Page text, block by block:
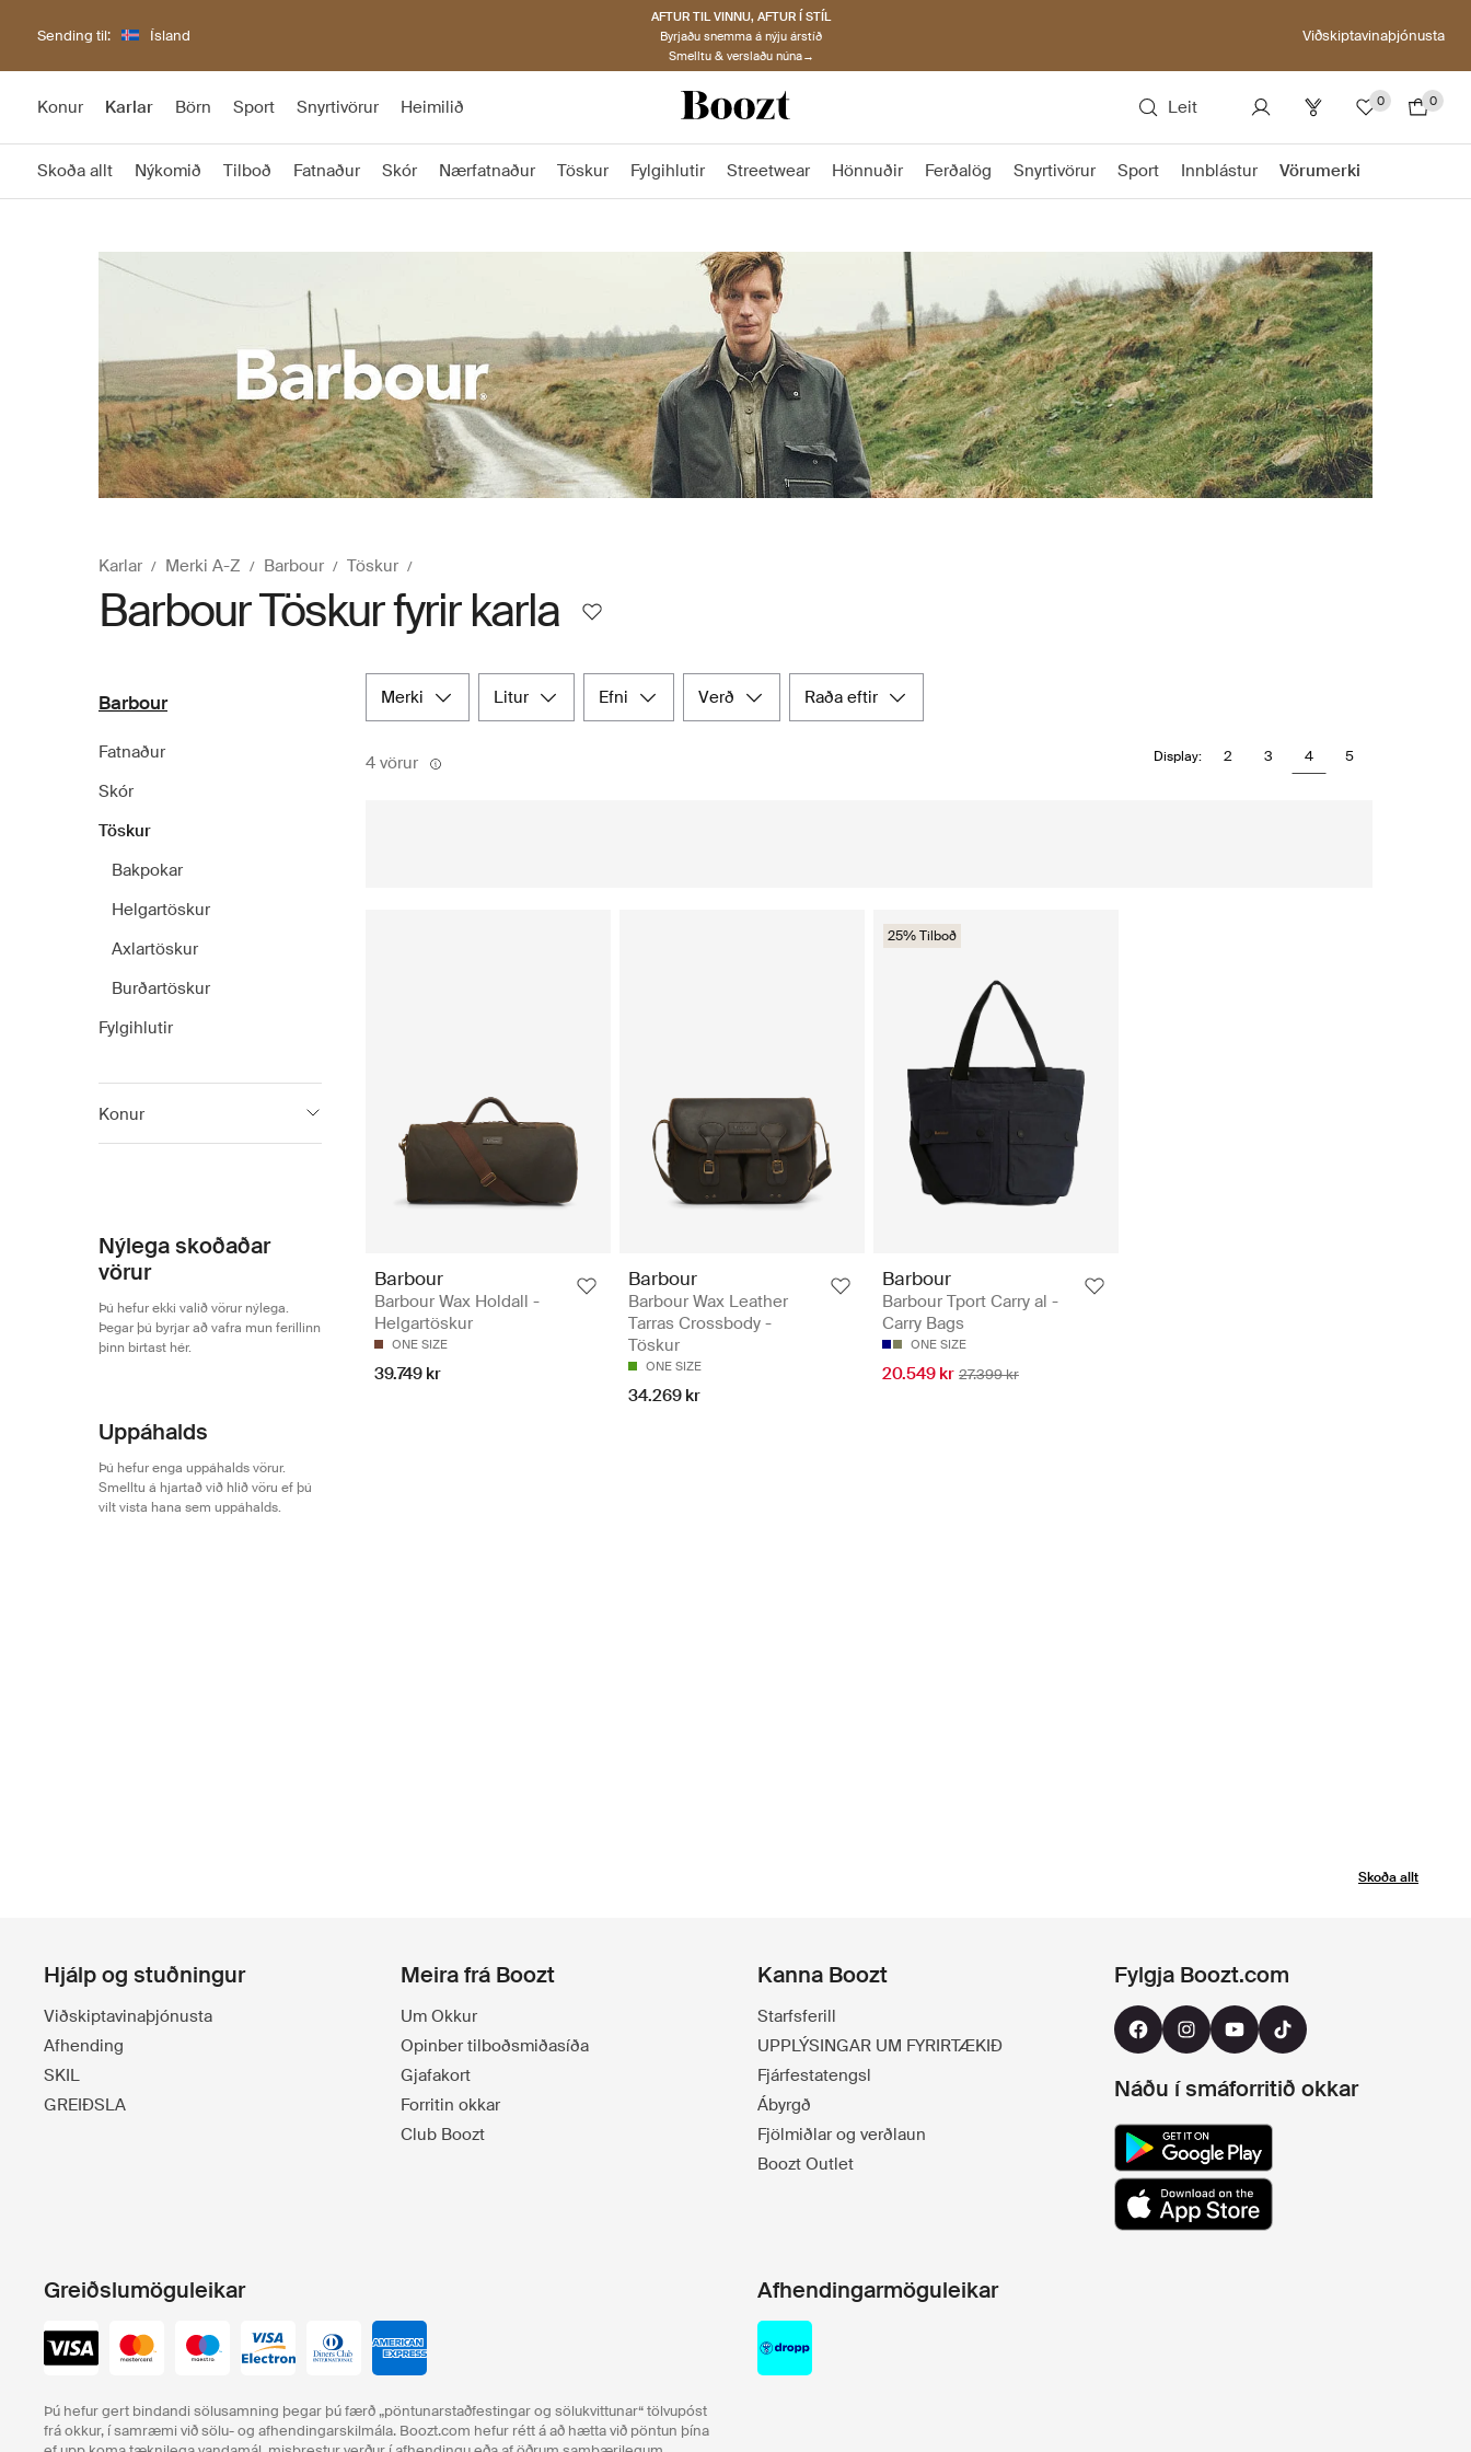
Sending til: Ísland
AFTUR TIL VINNU, AFTUR Í STÍL
Byrjaðu snemma á nýju árstíð
Smelltu & verslaðu núna→
Viðskiptavinaþjónusta
Konur Karlar Börn Sport Snyrtivörur Heimilið Leit 0 0
Skoða allt Nýkomið Tilboð Fatnaður Skór Nærfatnaður Töskur Fylgihlutir Streetwear Hönnuðir Ferðalög Snyrtivörur Sport Innblástur Vörumerki
Karlar Merki A-Z Barbour Töskur
Barbour Töskur fyrir karla
Barbour
Fatnaður
Skór
Töskur
Bakpokar
Helgartöskur
Axlartöskur
Burðartöskur
Fylgihlutir
Konur
Nýlega skoðaðar
vörur
Þú hefur ekki valið vörur nýlega.
Þegar þú byrjar að vafra mun ferillinn
þinn birtast hér.
Uppáhalds
Þú hefur enga uppáhalds vörur.
Smelltu á hjartað við hlið vöru ef þú
vilt vista hana sem uppáhalds.
merki litur efni verð raða eftir
4 vörur Display: 2 3 4 5
Barbour
Barbour Wax Holdall -
Helgartöskur
ONE SIZE
39.749 kr
Barbour
Barbour Wax Leather
Tarras Crossbody -
Töskur
ONE SIZE
34.269 kr
25% Tilboð
Barbour
Barbour Tport Carry al -
Carry Bags
ONE SIZE
20.549 kr 27.399 kr
Skoða allt
Hjálp og stuðningur
Viðskiptavinaþjónusta
Afhending
SKIL
GREIÐSLA
Meira frá Boozt
Um Okkur
Opinber tilboðsmiðasíða
Gjafakort
Forritin okkar
Club Boozt
Kanna Boozt
Starfsferill
UPPLÝSINGAR UM FYRIRTÆKIÐ
Fjárfestatengsl
Ábyrgð
Fjölmiðlar og verðlaun
Boozt Outlet
Fylgja Boozt.com
Náðu í smáforritið okkar
Greiðslumöguleikar
Þú hefur gert bindandi sölusamning þegar þú færð „pöntunarstaðfestingar og sölukvittunar“ tölvupóst
frá okkur, í samræmi við sölu- og afhendingarskilmála. Boozt.com hefur rétt á að hætta við pöntun þína
Afhendingarmöguleikar